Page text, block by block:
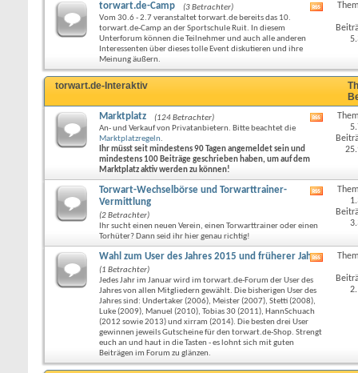
torwart.de-Camp
(3 Betrachter)
Vom 30.6 - 2.7 veranstaltet torwart.de bereits das 10.
torwart.de-Camp an der Sportschule Ruit. In diesem
Unterforum können die Teilnehmer und auch alle anderen
Interessenten über dieses tolle Event diskutieren und ihre
Meinung äußern.
RSS-
dieses
Forums
torwart.de-Interaktiv
Marktplatz
(124 Betrachter)
An- und Verkauf von Privatanbietern. Bitte beachtet die
Marktplatzregeln.
Ihr müsst seit mindestens 90 Tagen angemeldet sein und
mindestens 100 Beiträge geschrieben haben, um auf dem
Marktplatz aktiv werden zu können!
RSS-
dieses
Forums
Torwart-Wechselbörse und Torwarttrainer-
Vermittlung
(2 Betrachter)
Ihr sucht einen neuen Verein, einen Torwarttrainer oder einen
Torhüter? Dann seid ihr hier genau richtig!
RSS-
dieses
Forums
Wahl zum User des Jahres 2015 und früherer Jahre
(1 Betrachter)
Jedes Jahr im Januar wird im torwart.de-Forum der User des
Jahres von allen Mitgliedern gewählt. Die bisherigen User des
Jahres sind: Undertaker (2006), Meister (2007), Stetti (2008),
Luke (2009), Manuel (2010), Tobias 30 (2011), HannSchuach
(2012 sowie 2013) und xirram (2014). Die besten drei User
gewinnen jeweils Gutscheine für den torwart.de-Shop. Strengt
euch an und haut in die Tasten - es lohnt sich mit guten
Beiträgen im Forum zu glänzen.
RSS-
dieses
Forums